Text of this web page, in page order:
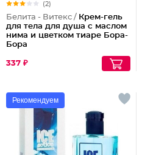
(2)
Белита - Витекс / Крем-гель
для тела для душа с маслом
нима и цветком тиаре Бора-
Бора
337 ₽
Рекомендуем